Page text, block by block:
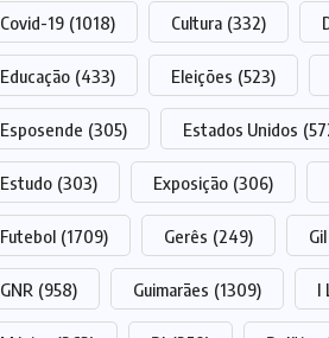
Covid-19 (1018) Cultura (332)
Educação (433) Eleições (523)
Esposende (305) Estados Unidos
Estudo (303) Exposição (306)
Futebol (1709) Gerês (249)
GNR (958) Guimarães (1309) I